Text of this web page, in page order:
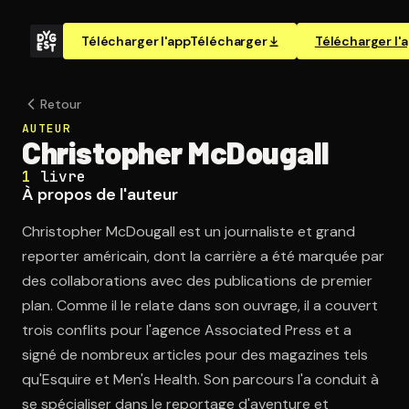
Télécharger l'appTélécharger Télécharger
Retour
AUTEUR
Christopher McDougall
1 livre
À propos de l'auteur
Christopher McDougall est un journaliste et grand
reporter américain, dont la carrière a été marquée par
des collaborations avec des publications de premier
plan. Comme il le relate dans son ouvrage, il a couvert
trois conflits pour l'agence Associated Press et a
signé de nombreux articles pour des magazines tels
qu'Esquire et Men's Health. Son parcours l'a conduit à
se spécialiser dans le reportage d'aventure et